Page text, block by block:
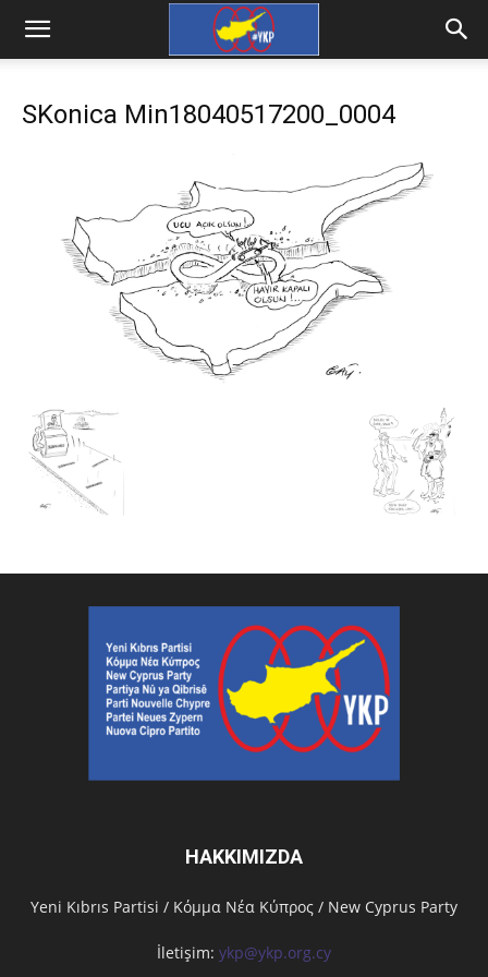
SKonica Min18040517200_0004
HAKKIMIZDA
Υeni Kıbrıs Partisi / Κόμμα Νέα Κύπρος / New Cyprus Party
İletişim: ykp@ykp.org.cy